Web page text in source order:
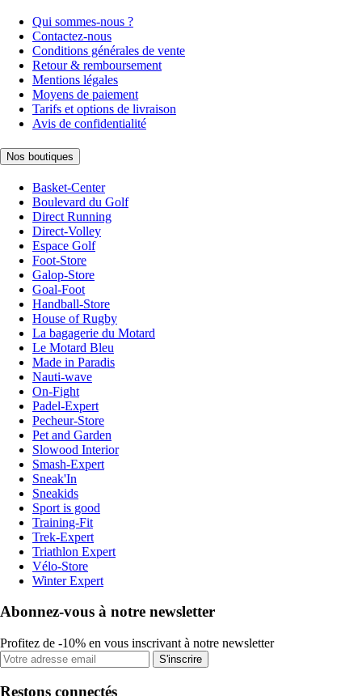
Qui sommes-nous ?
Contactez-nous
Conditions générales de vente
Retour & remboursement
Mentions légales
Moyens de paiement
Tarifs et options de livraison
Avis de confidentialité
Nos boutiques
Basket-Center
Boulevard du Golf
Direct Running
Direct-Volley
Espace Golf
Foot-Store
Galop-Store
Goal-Foot
Handball-Store
House of Rugby
La bagagerie du Motard
Le Motard Bleu
Made in Paradis
Nauti-wave
On-Fight
Padel-Expert
Pecheur-Store
Pet and Garden
Slowood Interior
Smash-Expert
Sneak'In
Sneakids
Sport is good
Training-Fit
Trek-Expert
Triathlon Expert
Vélo-Store
Winter Expert
Abonnez-vous à notre newsletter
Profitez de -10% en vous inscrivant à notre newsletter
S'inscrire
Restons connectés